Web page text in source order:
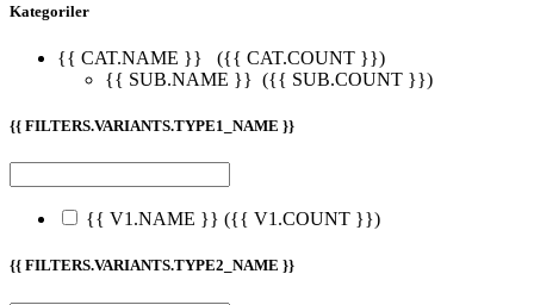
Kategoriler
{{ CAT.NAME }}
({{ CAT.COUNT }})
{{ SUB.NAME }} ({{ SUB.COUNT }})
{{ FILTERS.VARIANTS.TYPE1_NAME }}
{{ V1.NAME }} ({{ V1.COUNT }})
{{ FILTERS.VARIANTS.TYPE2_NAME }}